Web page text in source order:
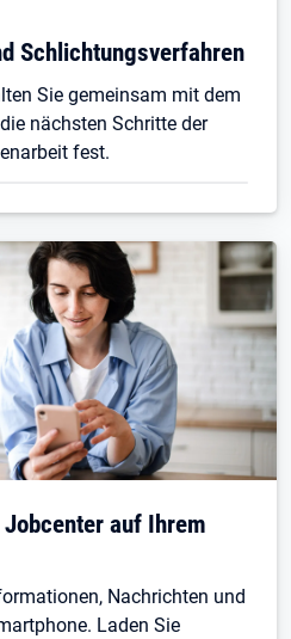
Schlichtungsverfahren
Sie gemeinsam mit dem
nächsten Schritte der
fest.
auf Ihrem
Nachrichten und
Laden Sie